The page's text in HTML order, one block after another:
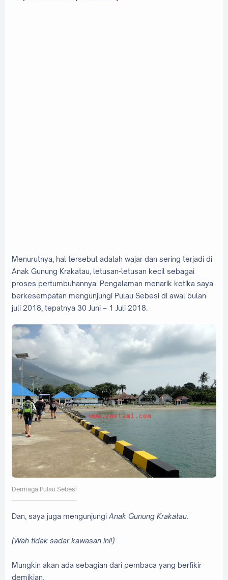
Menurutnya, hal tersebut adalah wajar dan sering terjadi di
Anak Gunung Krakatau, letusan-letusan kecil sebagai
proses pertumbuhannya. Pengalaman menarik ketika saya
berkesempatan mengunjungi Pulau Sebesi di awal bulan
juli 2018, tepatnya 30 Juni – 1 Juli 2018.
Dermaga Pulau Sebesi
Dan, saya juga mengunjungi Anak Gunung Krakatau
(Wah tidak sadar kawasan ini!)
Mungkin akan ada sebagian dari pembaca yang berfikir
demikian.